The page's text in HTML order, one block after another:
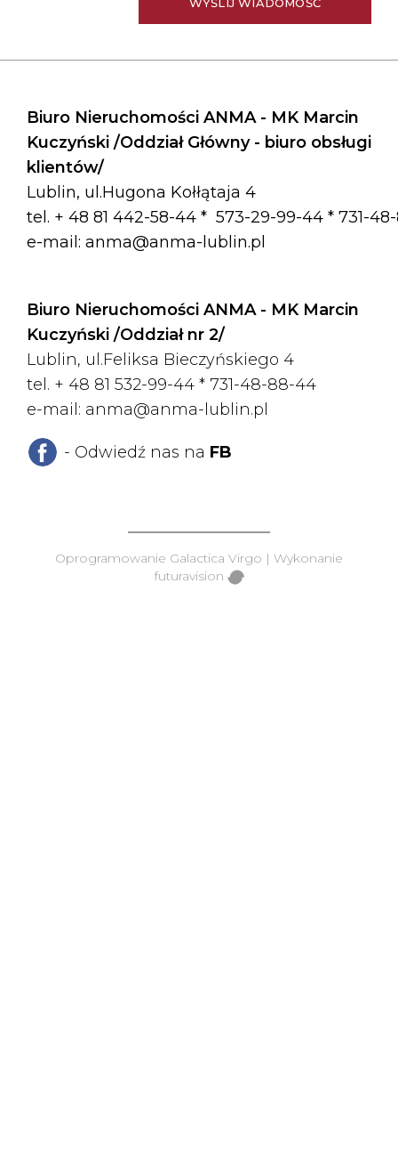
Biuro Nieruchomości ANMA - MK Marcin
Kuczyński /Oddział Główny - biuro obsługi
klientów/
Lublin, ul.Hugona Kołłątaja 4
tel. + 48 81 442-58-44 * 573-29-99-44 * 731-
e-mail: anma@anma-lublin.pl
Biuro Nieruchomości ANMA - MK Marcin
Kuczyński /Oddział nr 2/
Lublin, ul.Feliksa Bieczyńskiego 4
tel. + 48 81 532-99-44 * 731-48-88-44
e-mail: anma@anma-lublin.pl
- Odwiedź nas na FB
Oprogramowanie Galactica Virgo | Wykonanie
futuravision